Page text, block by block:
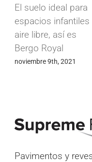
El suelo ideal para
espacios infantiles
aire libre, así es
Bergo Royal
noviembre 9th, 2021
Pavimentos y